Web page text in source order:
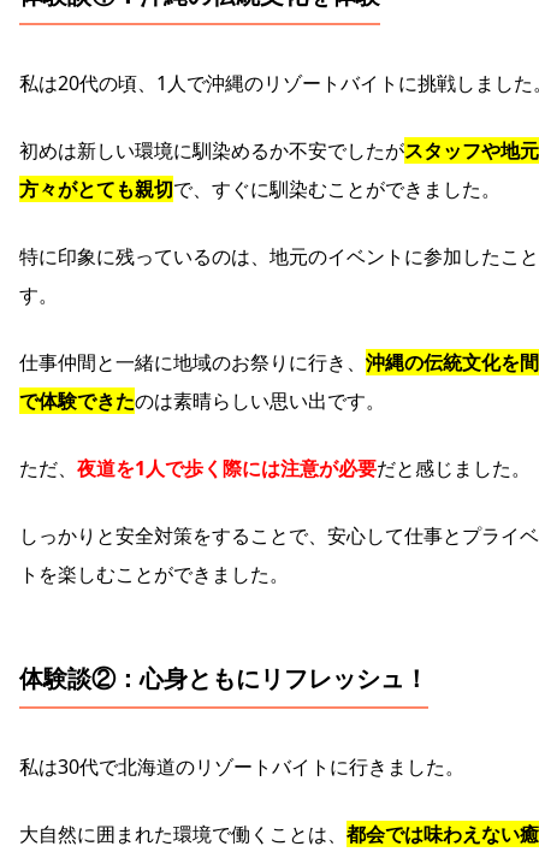
私は20代の頃、1人で沖縄のリゾートバイトに挑戦しました
初めは新しい環境に馴染めるか不安でしたがスタッフや地
方々がとても親切で、すぐに馴染むことができました。
特に印象に残っているのは、地元のイベントに参加したこ
す。
仕事仲間と一緒に地域のお祭りに行き、 沖縄の伝統文化を
で体験できたのは素晴らしい思い出です。
ただ、 夜道を1人で歩く際には注意が必要だと感じました。
しっかりと安全対策をすることで、安心して仕事とプライ
トを楽しむことができました。
体験談②：心身ともにリフレッシュ！
私は30代で北海道のリゾートバイトに行きました。
大自然に囲まれた環境で働くことは、 都会では味わえない